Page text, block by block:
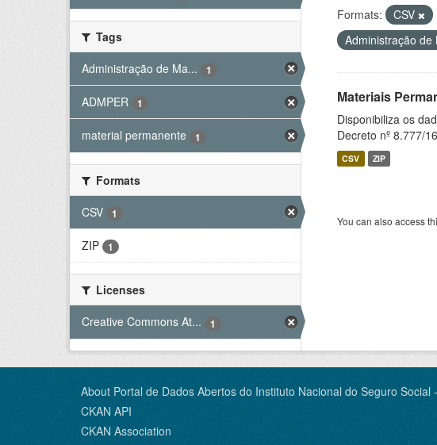
Tags
Administração de Ma...
1
ADMPER 1
material permanente 1
Formats
CSV
1
ZIP 1
Licenses
Creative Commons At...
1
Formats: CSV
Administração de
Materiais
Disponibiliza os
Decreto nº 8.777/
CSV ZIP
You can also access
About Portal de Dados Abertos do Instituto Nacional do Seguro Social
CKAN API
CKAN Association